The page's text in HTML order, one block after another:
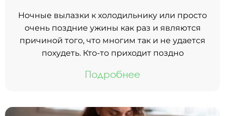
Ночные вылазки к холодильнику или просто
очень поздние ужины как раз и являются
причиной того, что многим так и не удается
похудеть. Кто-то приходит поздно
Подробнее